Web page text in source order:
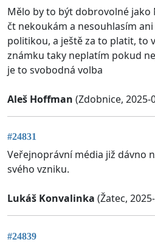
Mělo by to být dobrovolné jako
čt nekoukám a nesouhlasím
politikou, a ještě za to platit, to
známku taky neplatím pokud
je to svobodná volba
Aleš Hoffman (Zdobnice, 2025-
#24831
Veřejnoprávní média již dávno
svého vzniku.
Lukáš Konvalinka (Žatec,
#24839